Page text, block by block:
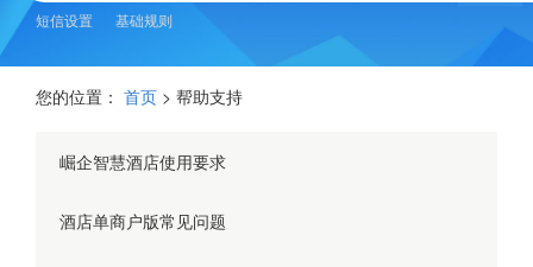
短信设置 基础规则
您的位置： 首页 > 帮助支持
崛企智慧酒店使用要求
酒店单商户版常见问题